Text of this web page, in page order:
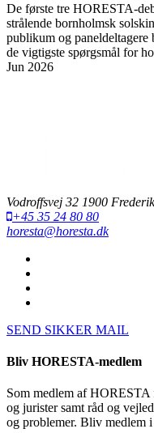
De første tre HORESTA-
strålende bornholmsk
publikum og paneldeltagere
de vigtigste spørgsmål for
Jun 2026
Vodroffsvej 32 1900
+45 35 24 80 80
horesta@horesta.dk
SEND SIKKER MAIL
Bliv HORESTA-medlem
Som medlem af HORESTA
og jurister samt råd og
og problemer. Bliv medlem